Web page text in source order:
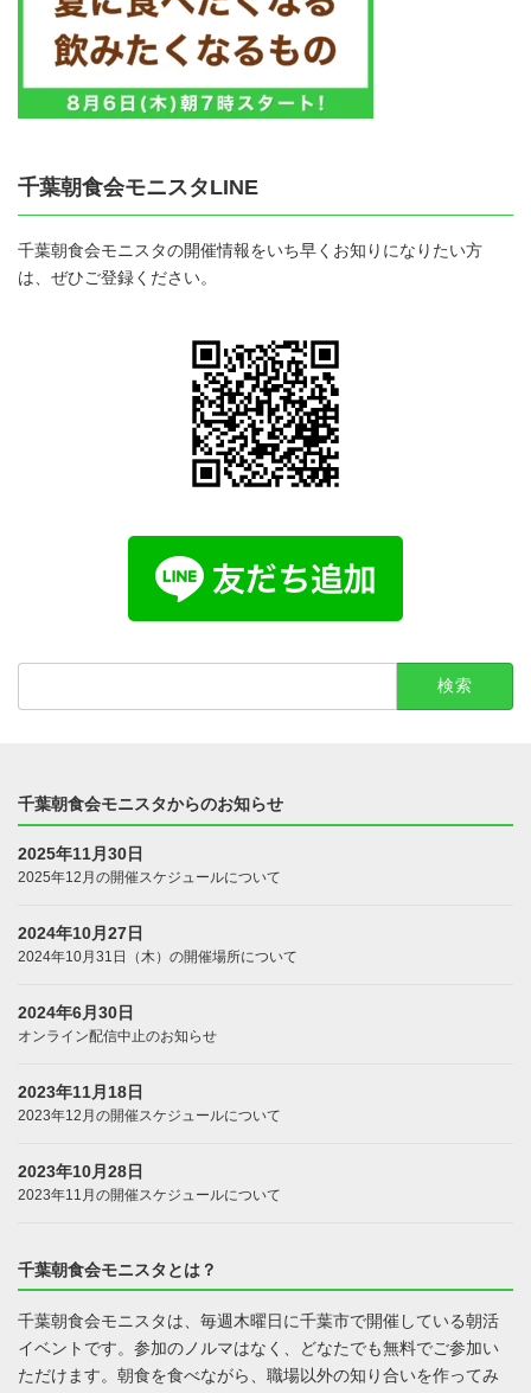
千葉朝食会モニスタLINE
千葉朝食会モニスタの開催情報をいち早くお知りになりたい方
は、ぜひご登録ください。
検
千葉朝食会モニスタからのお知らせ
2025年11月30日
2025年12月の開催スケジュールについて
2024年10月27日
2024年10月31日（木）の開催場所について
2024年6月30日
オンライン配信中止のお知らせ
2023年11月18日
2023年12月の開催スケジュールについて
2023年10月28日
2023年11月の開催スケジュールについて
千葉朝食会モニスタとは？
千葉朝食会モニスタは、毎週木曜日に千葉市で開催している朝活
イベントです。参加のノルマはなく、どなたでも無料でご参加い
ただけます。朝食を食べながら、職場以外の知り合いを作ってみ